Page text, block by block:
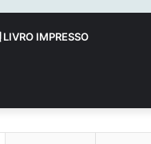
LIVRO IMPRESSO